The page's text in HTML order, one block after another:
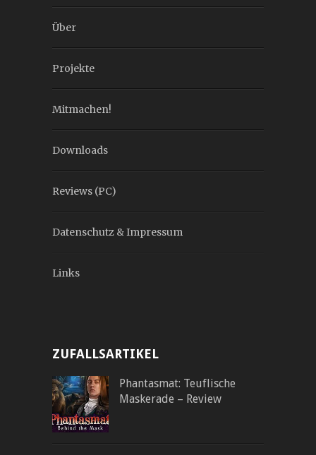
Über
Projekte
Mitmachen!
Downloads
Reviews (PC)
Datenschutz & Impressum
Links
ZUFALLSARTIKEL
Phantasmat: Teuflische
Maskerade – Review